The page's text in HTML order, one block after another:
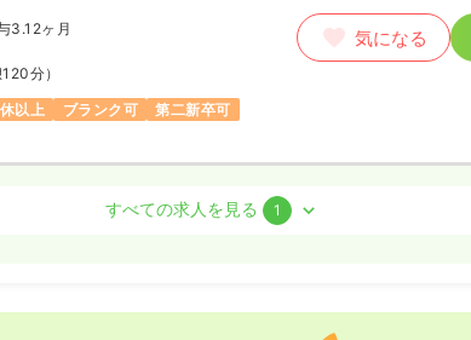
3.12ヶ月
120分）
以上 ブランク可
第二新卒可
気になる
気になる
すべての求人を見る 1